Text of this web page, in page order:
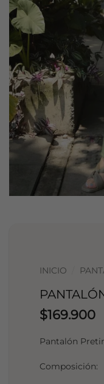
INICIO
$169.900
Pantalón
Composición: